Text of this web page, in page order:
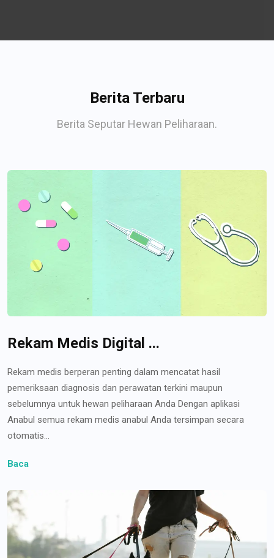
Berita Terbaru
Berita Seputar Hewan Peliharaan.
Rekam Medis Digital ...
Rekam medis berperan penting dalam mencatat hasil
pemeriksaan diagnosis dan perawatan terkini maupun
sebelumnya untuk hewan peliharaan Anda Dengan aplikasi
Anabul semua rekam medis anabul Anda tersimpan secara
otomatis...
Baca